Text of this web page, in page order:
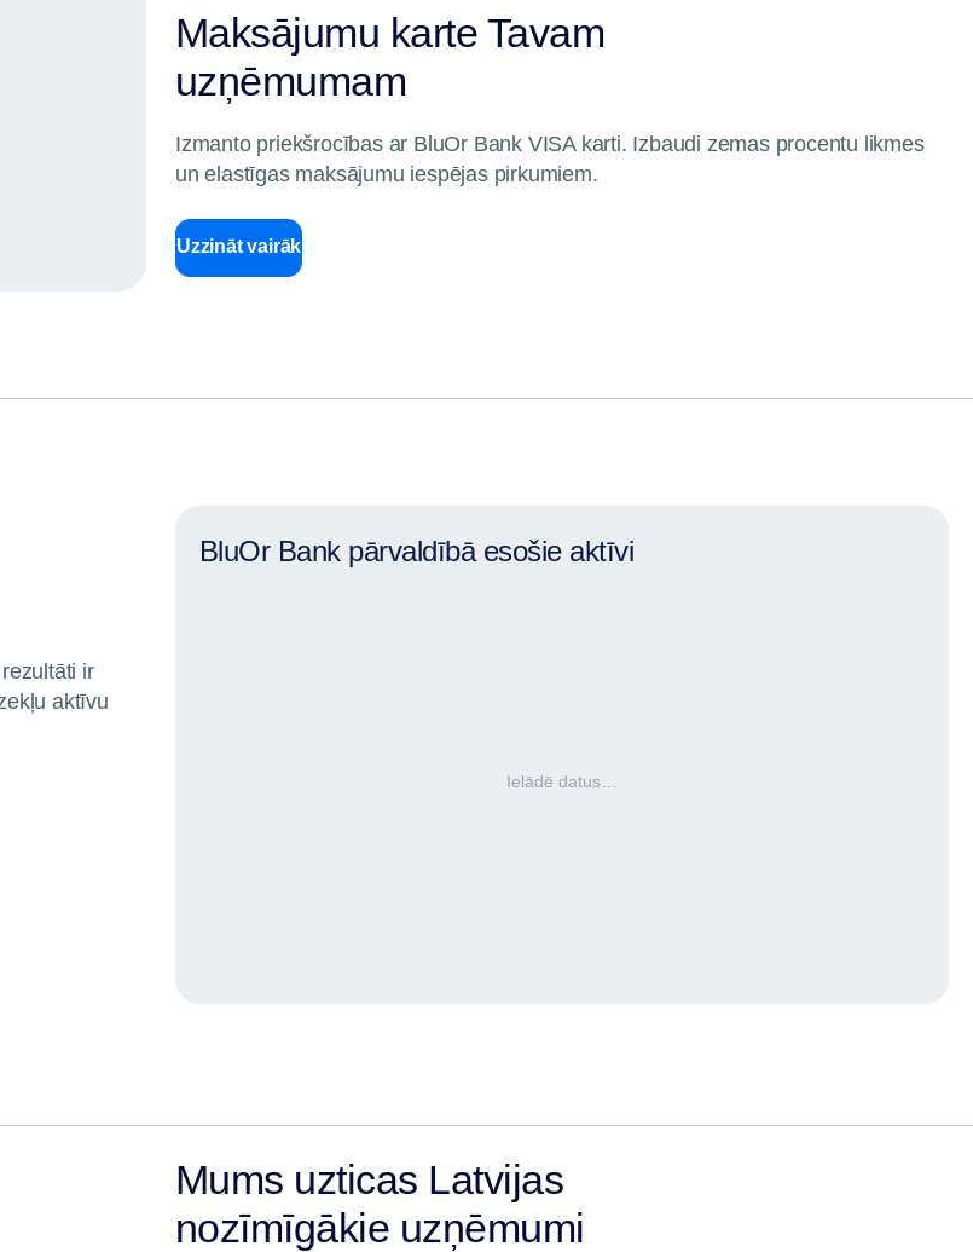
Maksājumu karte Tavam
uzņēmumam
Izmanto priekšrocības ar BluOr Bank VISA karti. Izbaudi zemas procentu likmes
un elastīgas maksājumu iespējas pirkumiem.
Uzzināt vairāk
ir
aktīvu
BluOr Bank pārvaldībā esošie aktīvi
Ielādē datus…
Mums uzticas Latvijas
nozīmīgākie uzņēmumi